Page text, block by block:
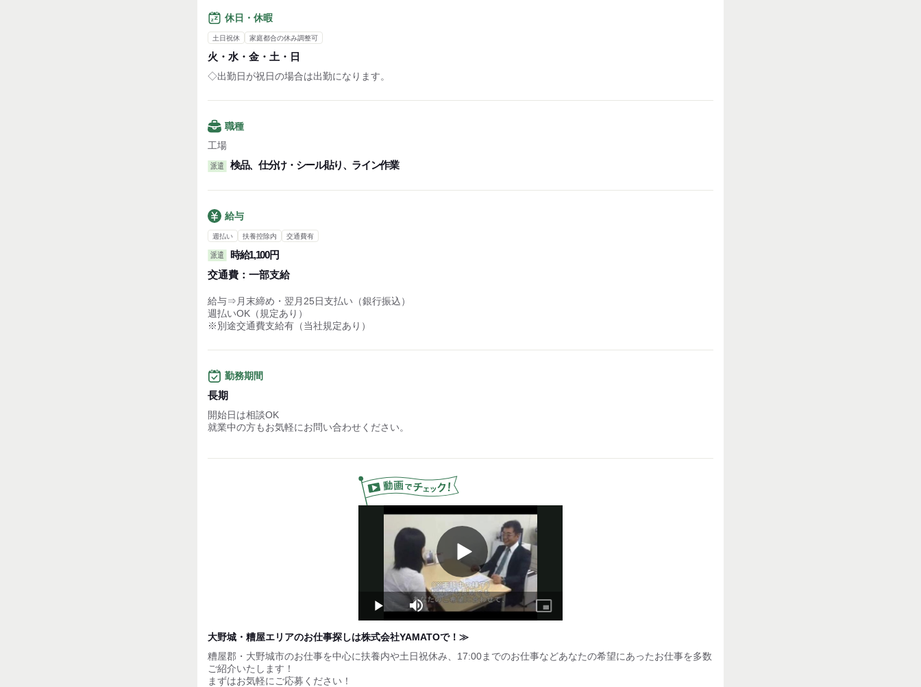
休日・休暇
土日祝休 家庭都合の休み調整可
火・水・金・土・日
◇出勤日が祝日の場合は出勤になります。
職種
工場
派遣 検品、仕分け・シール貼り、ライン作業
給与
週払い 扶養控除内 交通費有
派遣
時給1,100円
交通費： 一部支給
給与⇒月末締め・翌月25日支払い（銀行振込）
週払いOK（規定あり）
※別途交通費支給有（当社規定あり）
勤務期間
長期
開始日は相談OK
就業中の方もお気軽にお問い合わせください。
Play
Play Mute
Picture-
in-
大野城・糟屋エリアのお仕事探しは株式会社YAMATOで！≫
糟屋郡・大野城市のお仕事を中心に扶養内や土日祝休み、17:00までのお仕事などあなたの希望にあったお仕事を多数
ご紹介いたします！
まずはお気軽にご応募ください！